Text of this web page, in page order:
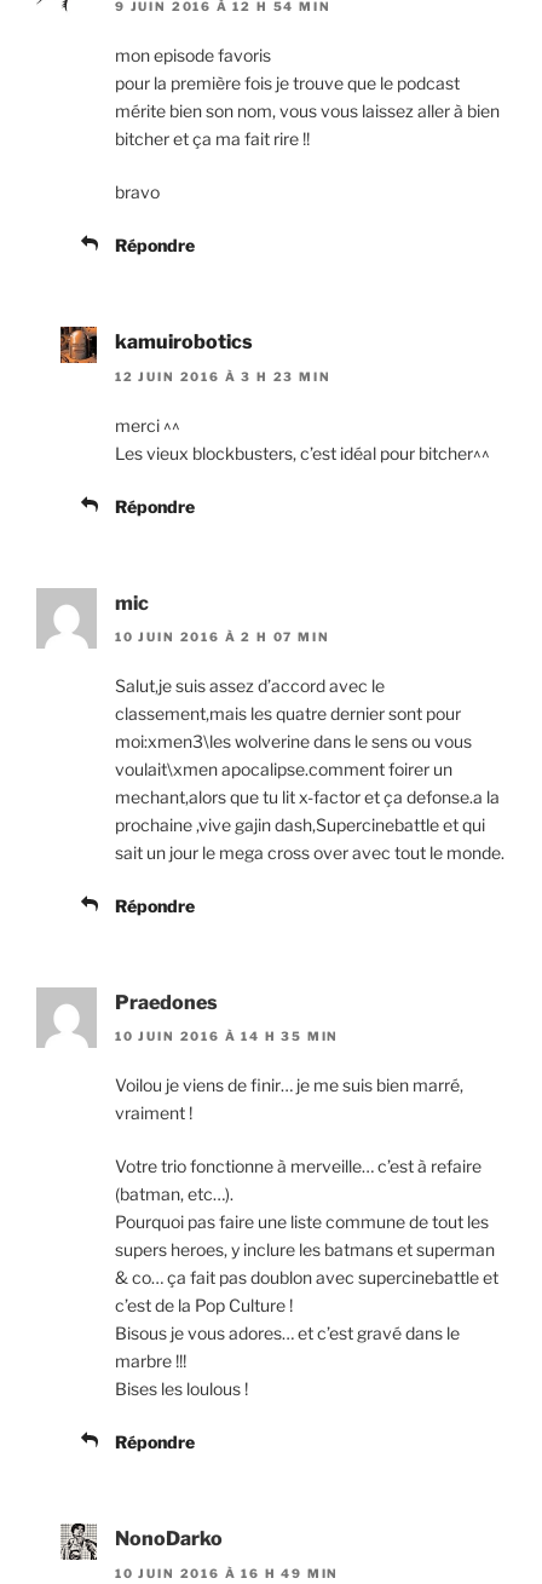
9 JUIN 2016 À 12 H 54 MIN
mon episode favoris
pour la première fois je trouve que le podcast
mérite bien son nom, vous vous laissez aller à bien
bitcher et ça ma fait rire !!
bravo
Répondre
kamuirobotics
12 JUIN 2016 À 3 H 23 MIN
merci ^^
Les vieux blockbusters, c’est idéal pour bitcher^^
Répondre
mic
10 JUIN 2016 À 2 H 07 MIN
Salut,je suis assez d’accord avec le
classement,mais les quatre dernier sont pour
moi:xmen3\les wolverine dans le sens ou vous
voulait\xmen apocalipse.comment foirer un
mechant,alors que tu lit x-factor et ça defonse.a la
prochaine ,vive gajin dash,Supercinebattle et qui
sait un jour le mega cross over avec tout le monde.
Répondre
Praedones
10 JUIN 2016 À 14 H 35 MIN
Voilou je viens de finir… je me suis bien marré,
vraiment !
Votre trio fonctionne à merveille… c’est à refaire
(batman, etc…).
Pourquoi pas faire une liste commune de tout les
supers heroes, y inclure les batmans et superman
& co… ça fait pas doublon avec supercinebattle et
c’est de la Pop Culture !
Bisous je vous adores… et c’est gravé dans le
marbre !!!
Bises les loulous !
Répondre
NonoDarko
10 JUIN 2016 À 16 H 49 MIN